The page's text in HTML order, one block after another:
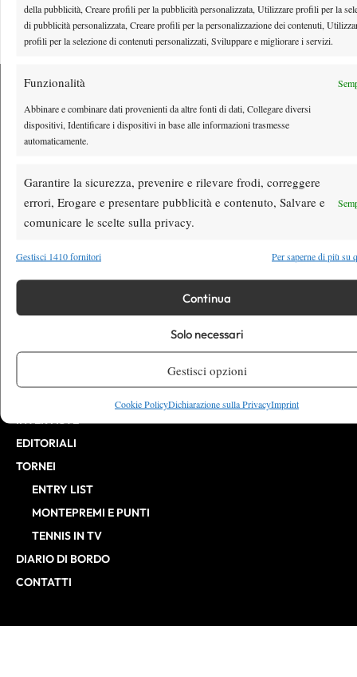
della pubblicità, Creare profili per la pubblicità personalizzata, Utilizzare profili per la
di pubblicità personalizzata, Creare profili per la personalizzazione dei contenuti,
profili per la selezione di contenuti personalizzati, Sviluppare e migliorare i servizi.
Funzionalità
Abbinare e combinare dati provenienti da altre fonti di dati, Collegare diversi
dispositivi, Identificare i dispositivi in base alle informazioni trasmesse
automaticamente.
Garantire la sicurezza, prevenire e rilevare frodi, correggere
errori, Erogare e presentare pubblicità e contenuto, Salvare e
comunicare le scelte sulla privacy.
Gestisci 1410 fornitori Per saperne di più su
Continua
Solo necessari
Gestisci opzioni
Cookie PolicyDichiarazione sulla PrivacyImprint
Testata giornalistica Spazio Tennisregistrata Aut-Trib Milano n°
Direttore Responsabile: Alessandro Nizegorodcew
HOME
NEWS
WTA
ITF
INTERVISTE
EDITORIALI
TORNEI
ENTRY LIST
MONTEPREMI E PUNTI
TENNIS IN TV
DIARIO DI BORDO
CONTATTI